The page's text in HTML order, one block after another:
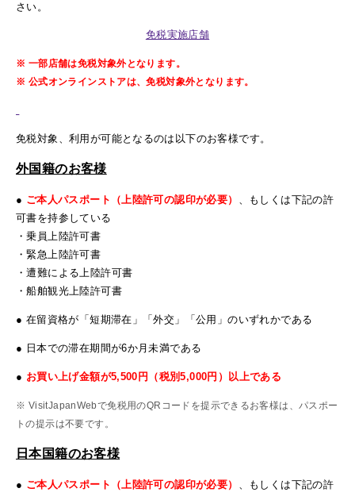
さい。
免税実施店舗
※ 一部店舗は免税対象外となります。
※ 公式オンラインストアは、免税対象外となります。
免税対象、利用が可能となるのは以下のお客様です。
外国籍のお客様
● ご本人パスポート（上陸許可の認印が必要） 、もしくは下記の許
可書を持参している
・乗員上陸許可書
・緊急上陸許可書
・遭難による上陸許可書
・船舶観光上陸許可書
● 在留資格が「短期滞在」「外交」「公用」のいずれかである
● 日本での滞在期間が6か月未満である
● お買い上げ金額が5,500円（税別5,000円）以上である
※ VisitJapanWebで免税用のQRコードを提示できるお客様は、パスポー
トの提示は不要です。
日本国籍のお客様
● ご本人パスポート（上陸許可の認印が必要） 、もしくは下記の許